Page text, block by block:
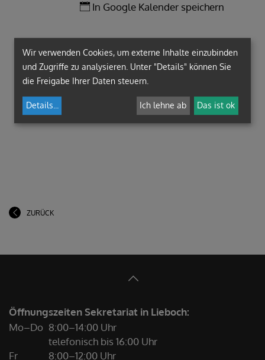
In Google Kalender speichern
ZURÜCK
Öffnungszeiten Sekretariat in Lieboch:
Mo–Do 8:00–14:00 Uhr
telefonisch bis 16:00 Uhr
Fr
8:00–12:00 Uhr
Wir verwenden Cookies, um externe Inhalte einzubinden
und Zugriffe zu analysieren. Unter "Details" können Sie
die Freigabe Ihrer Daten steuern.
Details Ich lehne ab Das ist ok